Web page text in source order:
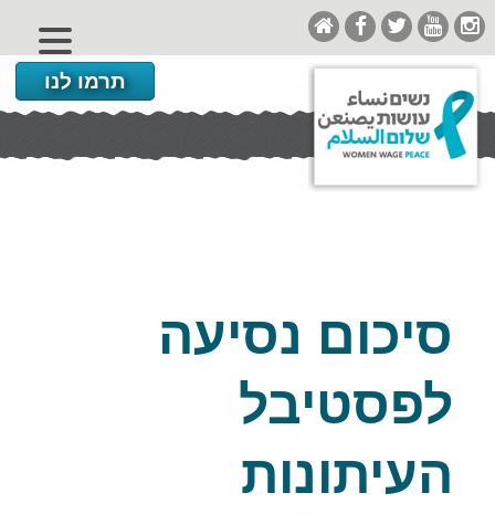
תרמו לנו
סיכום נסיעה
לפסטיבל
העיתונות